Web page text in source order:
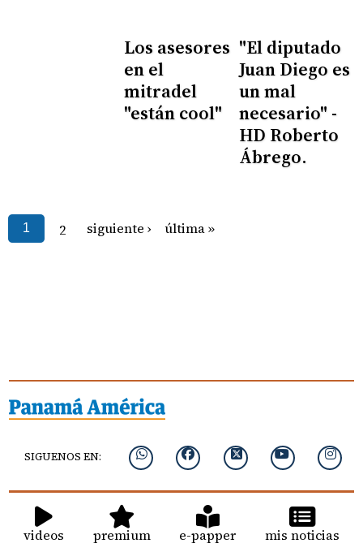
Los asesores
en el
mitradel
"están cool"
"El diputado
Juan Diego es
un mal
necesario" -
HD Roberto
Ábrego.
1 2 siguiente › última »
SIGUENOS EN:
videos premium e-papper mis noticias